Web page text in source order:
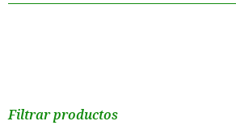
Filtrar productos